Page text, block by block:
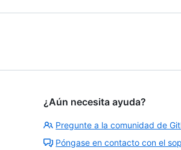
¿Aún necesita ayuda?
Pregunte a la comunidad de
Póngase en contacto con el